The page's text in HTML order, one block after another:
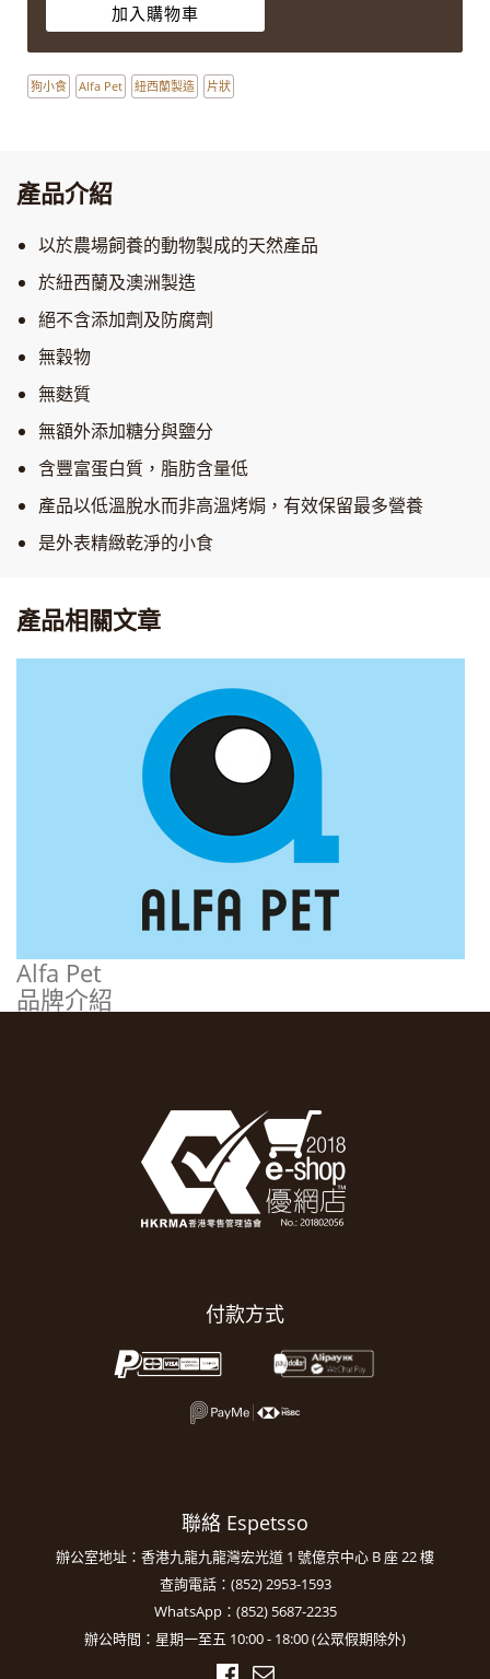
加入購物車
狗小食 Alfa Pet 紐西蘭製造 片狀
產品介紹
以於農場飼養的動物製成的天然產品
於紐西蘭及澳洲製造
絕不含添加劑及防腐劑
無穀物
無麩質
無額外添加糖分與鹽分
含豐富蛋白質，脂肪含量低
產品以低溫脫水而非高溫烤焗，有效保留最多營養
是外表精緻乾淨的小食
產品相關文章
Alfa Pet
品牌介紹
付款方式
聯絡 Espetsso
辦公室地址：香港九龍九龍灣宏光道 1 號億京中心 B 座 22 樓
查詢電話：(852) 2953-1593
WhatsApp：(852) 5687-2235
辦公時間：星期一至五 10:00 - 18:00 (公眾假期除外)